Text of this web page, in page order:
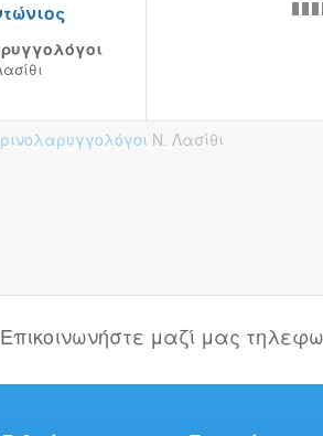
Ν. Λασίθι
Επικοινωνήστε μαζί μας